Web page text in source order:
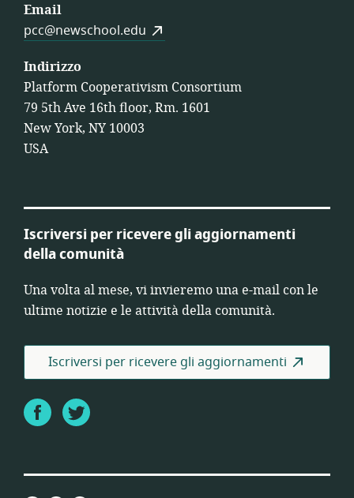
Email
pcc@newschool.edu
Indirizzo
Platform Cooperativism Consortium
79 5th Ave 16th floor, Rm. 1601
New York, NY 10003
USA
Iscriversi per ricevere gli aggiornamenti
della comunità
Una volta al mese, vi invieremo una e-mail con le
ultime notizie e le attività della comunità.
Iscriversi per ricevere gli aggiornamenti
FacebookTwitter